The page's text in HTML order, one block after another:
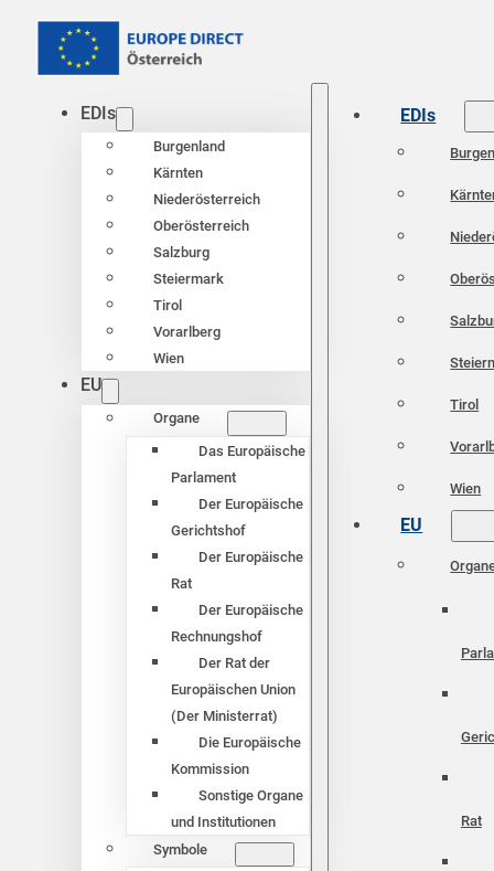
EDIs
Burgenland
Kärnten
Niederösterreich
Oberösterreich
Salzburg
Steiermark
Tirol
Vorarlberg
Wien
EU
Organe
Das Europäische
Parlament
Der Europäische
Gerichtshof
Der Europäische
Rat
Der Europäische
Rechnungshof
Der Rat der
Europäischen Union
(Der Ministerrat)
Die Europäische
Kommission
Sonstige Organe
und Institutionen
Symbole
EDIs
Tirol
Wien
EU
Rat